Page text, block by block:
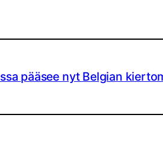
pääsee nyt Belgian